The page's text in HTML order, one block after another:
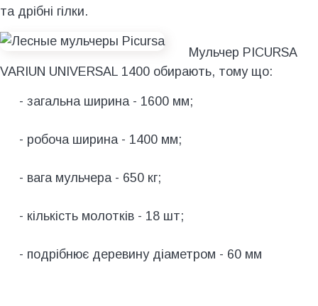
та дрібні гілки.
Мульчер PICURSA
VARIUN UNIVERSAL 1400 обирають, тому що:
- загальна ширина - 1600 мм;
- робоча ширина - 1400 мм;
- вага мульчера - 650 кг;
- кількість молотків - 18 шт;
- подрібнює деревину діаметром - 60 мм